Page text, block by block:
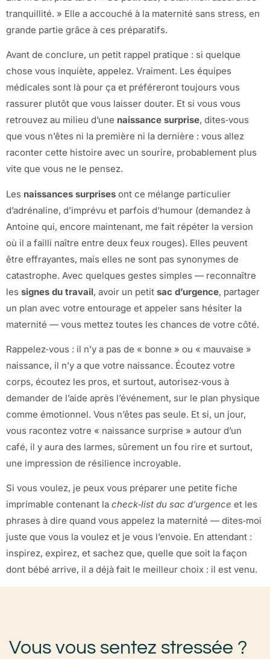
tranquillité. » Elle a accouché à la maternité sans stress, en
grande partie grâce à ces préparatifs.
Avant de conclure, un petit rappel pratique : si quelque
chose vous inquiète, appelez. Vraiment. Les équipes
médicales sont là pour ça et préféreront toujours vous
rassurer plutôt que vous laisser douter. Et si vous vous
retrouvez au milieu d’une naissance surprise, dites‑vous
que vous n’êtes ni la première ni la dernière : vous allez
raconter cette histoire avec un sourire, probablement plus
vite que vous ne le pensez.
Les naissances surprises ont ce mélange particulier
d’adrénaline, d’imprévu et parfois d’humour (demandez à
Antoine qui, encore maintenant, me fait répéter la version
où il a failli naître entre deux feux rouges). Elles peuvent
être effrayantes, mais elles ne sont pas synonymes de
catastrophe. Avec quelques gestes simples — reconnaître
les signes du travail, avoir un petit sac d’urgence, partager
un plan avec votre entourage et appeler sans hésiter la
maternité — vous mettez toutes les chances de votre côté.
Rappelez‑vous : il n’y a pas de « bonne » ou « mauvaise »
naissance, il n’y a que votre naissance. Écoutez votre
corps, écoutez les pros, et surtout, autorisez‑vous à
demander de l’aide après l’événement, sur le plan physique
comme émotionnel. Vous n’êtes pas seule. Et si, un jour,
vous racontez votre « naissance surprise » autour d’un
café, il y aura des larmes, sûrement un fou rire et surtout,
une impression de résilience incroyable.
Si vous voulez, je peux vous préparer une petite fiche
imprimable contenant la check‑list du sac d’urgence et les
phrases à dire quand vous appelez la maternité — dites‑moi
juste que vous la voulez et je vous l’envoie. En attendant :
inspirez, expirez, et sachez que, quelle que soit la façon
dont bébé arrive, il a déjà fait le meilleur choix : il est venu.
Vous vous sentez stressée ?